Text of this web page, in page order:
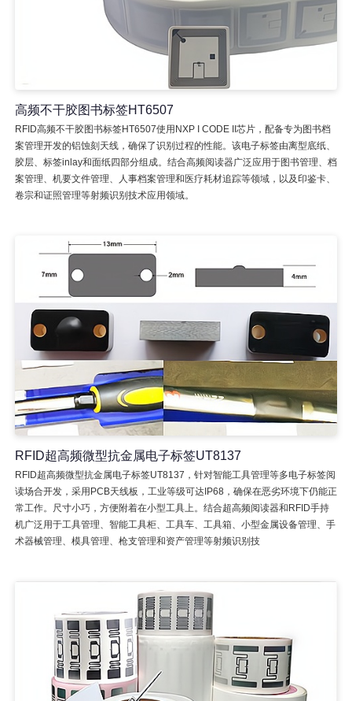
高频不干胶图书标签HT6507
RFID高频不干胶图书标签HT6507使用NXP I CODE II芯片，配备专为图书档
案管理开发的铝蚀刻天线，确保了识别过程的性能。该电子标签由离型底纸、
胶层、标签inlay和面纸四部分组成。结合高频阅读器广泛应用于图书管理、档
案管理、机要文件管理、人事档案管理和医疗耗材追踪等领域，以及印鉴卡、
卷宗和证照管理等射频识别技术应用领域。
RFID超高频微型抗金属电子标签UT8137
RFID超高频微型抗金属电子标签UT8137，针对智能工具管理等多电子标签阅
读场合开发，采用PCB天线板，工业等级可达IP68，确保在恶劣环境下仍能正
常工作。尺寸小巧，方便附着在小型工具上。结合超高频阅读器和RFID手持
机广泛用于工具管理、智能工具柜、工具车、工具箱、小型金属设备管理、手
术器械管理、模具管理、枪支管理和资产管理等射频识别技